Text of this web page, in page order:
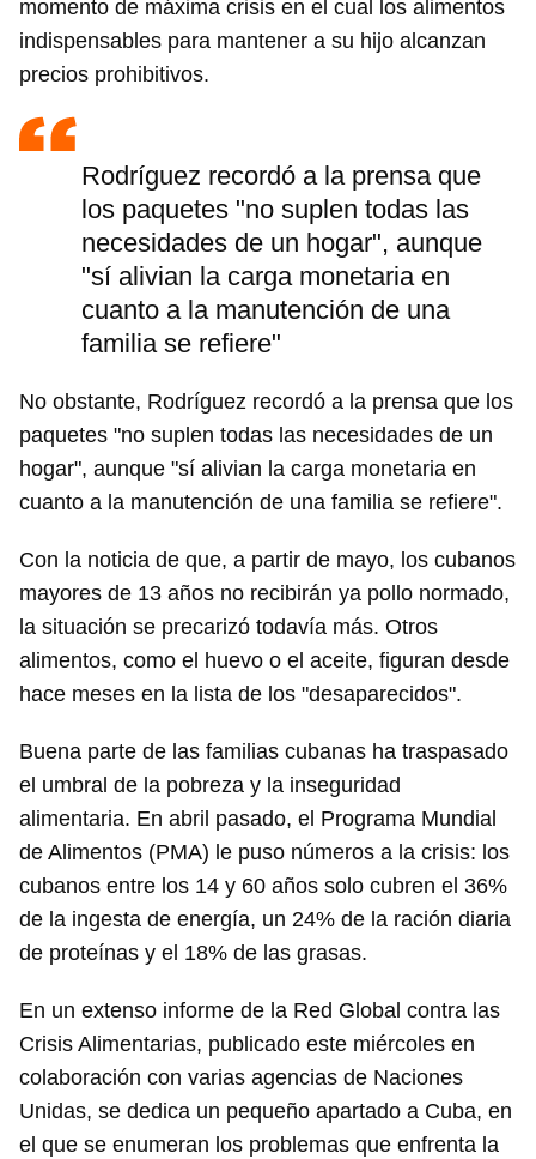
momento de máxima crisis en el cual los alimentos
indispensables para mantener a su hijo alcanzan
precios prohibitivos.
Rodríguez recordó a la prensa que
los paquetes "no suplen todas las
necesidades de un hogar", aunque
"sí alivian la carga monetaria en
cuanto a la manutención de una
familia se refiere"
No obstante, Rodríguez recordó a la prensa que los
paquetes "no suplen todas las necesidades de un
hogar", aunque "sí alivian la carga monetaria en
cuanto a la manutención de una familia se refiere".
Con la noticia de que, a partir de mayo, los cubanos
mayores de 13 años no recibirán ya pollo normado,
la situación se precarizó todavía más. Otros
alimentos, como el huevo o el aceite, figuran desde
hace meses en la lista de los "desaparecidos".
Buena parte de las familias cubanas ha traspasado
el umbral de la pobreza y la inseguridad
alimentaria. En abril pasado, el Programa Mundial
de Alimentos (PMA) le puso números a la crisis: los
cubanos entre los 14 y 60 años solo cubren el 36%
de la ingesta de energía, un 24% de la ración diaria
de proteínas y el 18% de las grasas.
En un extenso informe de la Red Global contra las
Crisis Alimentarias, publicado este miércoles en
colaboración con varias agencias de Naciones
Unidas, se dedica un pequeño apartado a Cuba, en
el que se enumeran los problemas que enfrenta la